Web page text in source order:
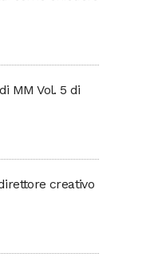
MM Vol. 5 di
creativo